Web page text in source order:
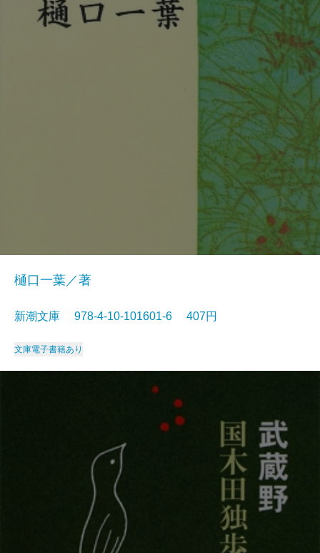
樋口一葉／著
新潮文庫 978-4-10-101601-6 407円
文庫電子書籍あり